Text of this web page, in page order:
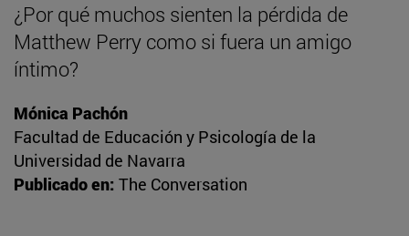
¿Por qué muchos sienten la pérdida de
Matthew Perry como si fuera un amigo
íntimo?
Mónica Pachón
Facultad de Educación y Psicología de la
Universidad de Navarra
Publicado en: The Conversation